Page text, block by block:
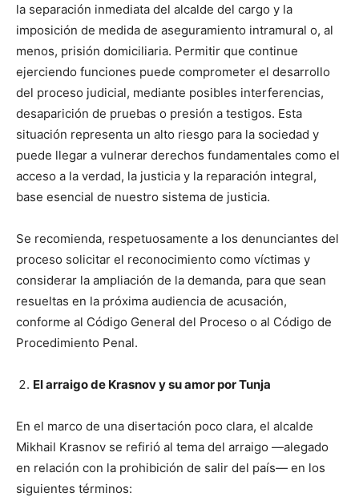
la separación inmediata del alcalde del cargo y la
imposición de medida de aseguramiento intramural o, al
menos, prisión domiciliaria. Permitir que continue
ejerciendo funciones puede comprometer el desarrollo
del proceso judicial, mediante posibles interferencias,
desaparición de pruebas o presión a testigos. Esta
situación representa un alto riesgo para la sociedad y
puede llegar a vulnerar derechos fundamentales como el
acceso a la verdad, la justicia y la reparación integral,
base esencial de nuestro sistema de justicia.
Se recomienda, respetuosamente a los denunciantes del
proceso solicitar el reconocimiento como víctimas y
considerar la ampliación de la demanda, para que sean
resueltas en la próxima audiencia de acusación,
conforme al Código General del Proceso o al Código de
Procedimiento Penal.
El arraigo de Krasnov y su amor por Tunja
En el marco de una disertación poco clara, el alcalde
Mikhail Krasnov se refirió al tema del arraigo —alegado
en relación con la prohibición de salir del país— en los
siguientes términos: